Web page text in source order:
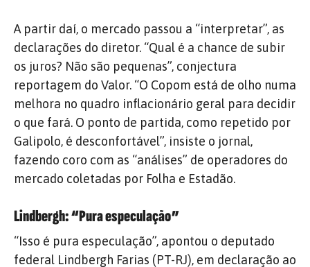
A partir daí, o mercado passou a “interpretar”, as
declarações do diretor. “Qual é a chance de subir
os juros? Não são pequenas”, conjectura
reportagem do Valor. “O Copom está de olho numa
melhora no quadro inflacionário geral para decidir
o que fará. O ponto de partida, como repetido por
Galipolo, é desconfortável”, insiste o jornal,
fazendo coro com as “análises” de operadores do
mercado coletadas por Folha e Estadão.
Lindbergh: “Pura especulação”
“Isso é pura especulação”, apontou o deputado
federal Lindbergh Farias (PT-RJ), em declaração ao